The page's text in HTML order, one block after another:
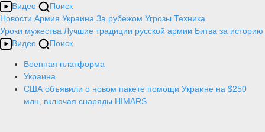
Видео
Поиск
Новости Армия Украина За рубежом Угрозы Техника
Уроки мужества Лучшие традиции русской армии Битва за историю
Видео
Поиск
Военная платформа
Украина
США объявили о новом пакете помощи Украине на $250
млн, включая снаряды HIMARS